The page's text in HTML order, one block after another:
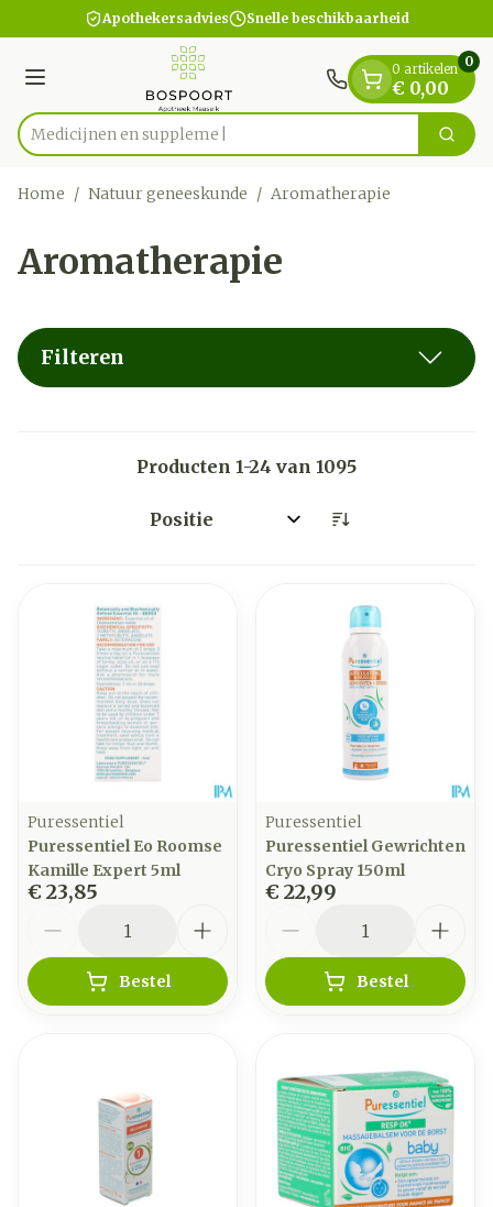
Ga naar de inhoudApothekersadvies Snelle beschikbaarheid
Menu
Product, merk, categorie...
Me Zoek
0 artikelen
€ 0,00
0
Home / Natuur geneeskunde / Aromatherapie
Aromatherapie
Filteren
Producten 1-24 van 1095
Sorteer op:
Puressentiel
Puressentiel Eo Roomse
Kamille Expert 5ml
€ 23,85
Bestel
Puressentiel
Puressentiel Gewrichten
Cryo Spray 150ml
€ 22,99
Bestel